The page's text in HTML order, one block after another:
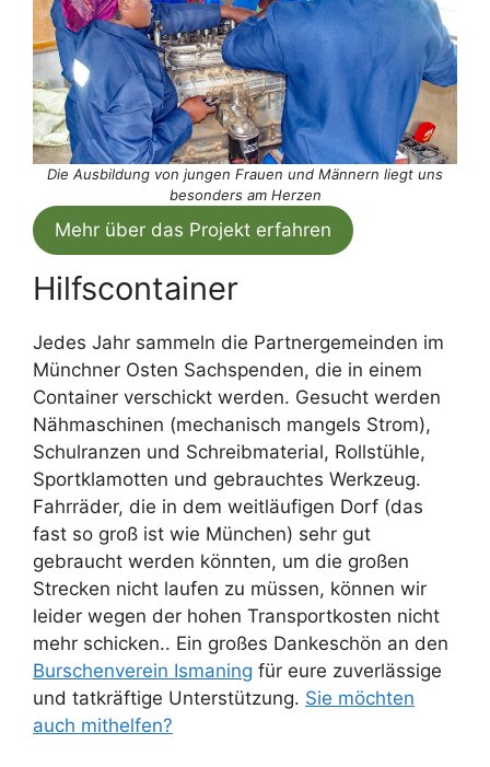
Die Ausbildung von jungen Frauen und Männern liegt uns
besonders am Herzen
Mehr über das Projekt erfahren
Hilfscontainer
Jedes Jahr sammeln die Partnergemeinden im
Münchner Osten Sachspenden, die in einem
Container verschickt werden. Gesucht werden
Nähmaschinen (mechanisch mangels Strom),
Schulranzen und Schreibmaterial, Rollstühle,
Sportklamotten und gebrauchtes Werkzeug.
Fahrräder, die in dem weitläufigen Dorf (das
fast so groß ist wie München) sehr gut
gebraucht werden könnten, um die großen
Strecken nicht laufen zu müssen, können wir
leider wegen der hohen Transportkosten nicht
mehr schicken.. Ein großes Dankeschön an den
Burschenverein Ismaning für eure zuverlässige
und tatkräftige Unterstützung. Sie möchten
auch mithelfen?